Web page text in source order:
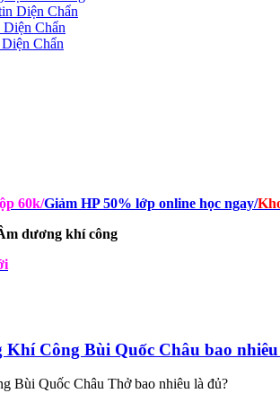
Diện Chẩn
Chẩn
Chẩn
60k/Giảm HP 50% lớp online học ngay/
dương khí công
Công Bùi Quốc Châu bao
Bùi Quốc Châu Thở bao nhiêu là đủ?